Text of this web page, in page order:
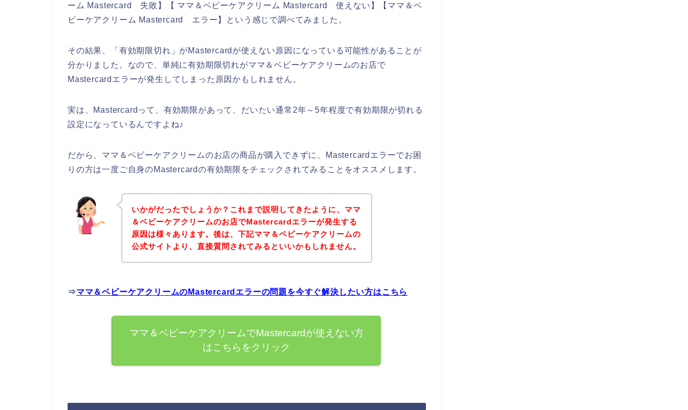
ーム Mastercard 失敗】【 ママ＆ベビーケアクリーム Mastercard 使えない】【ママ＆ベ
ビーケアクリーム Mastercard エラー】という感じで調べてみました。
その結果、「有効期限切れ」がMastercardが使えない原因になっている可能性があることが
分かりました。なので、単純に有効期限切れがママ＆ベビーケアクリームのお店で
Mastercardエラーが発生してしまった原因かもしれません。
実は、Mastercardって、有効期限があって、だいたい通常2年～5年程度で有効期限が切れる
設定になっているんですよね♪
だから、ママ＆ベビーケアクリームのお店の商品が購入できずに、Mastercardエラーでお困
りの方は一度ご自身のMastercardの有効期限をチェックされてみることをオススメします。
いかがだったでしょうか？これまで説明してきたように、ママ
＆ベビーケアクリームのお店でMastercardエラーが発生する
原因は様々あります。後は、下記ママ＆ベビーケアクリームの
公式サイトより、直接質問されてみるといいかもしれません。
⇒ママ＆ベビーケアクリームのMastercardエラーの問題を今すぐ解決したい方はこちら
ママ＆ベビーケアクリームでMastercardが使えない方
はこちらをクリック